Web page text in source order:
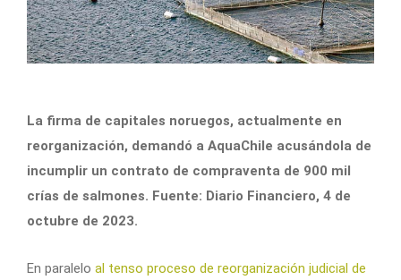
La firma de capitales noruegos, actualmente en
reorganización, demandó a AquaChile acusándola de
incumplir un contrato de compraventa de 900 mil
crías de salmones. Fuente: Diario Financiero, 4 de
octubre de 2023.
En paralelo al tenso proceso de reorganización judicial de